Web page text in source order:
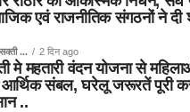
एवं राजनीतिक संगठनों ने दी
... 2 दिन ago
मे महतारी वंदन योजना से
आर्थिक संबल, घरेलू जरूरतें पूरी
..